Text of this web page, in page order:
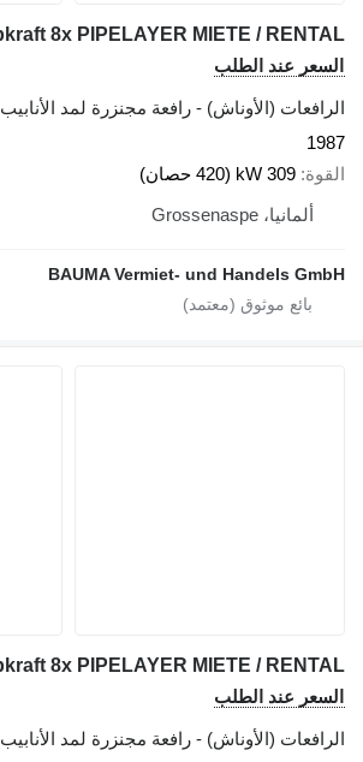
السعر عند الطلب
الرافعات (الأوناش) - رافعة مجنزرة لمد الأنابيب
1987
القوة 309 kW (420 حصان)
ألمانيا، Grossenaspe
BAUMA Vermiet- und Handels GmbH
السعر عند الطلب
الرافعات (الأوناش) - رافعة مجنزرة لمد الأنابيب